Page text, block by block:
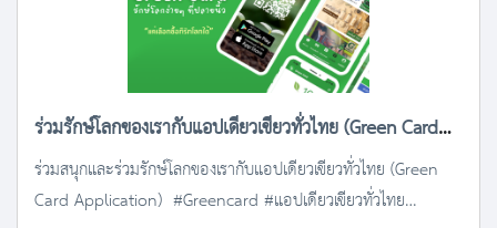
ร่วมรักษ์โลกของเรากับแอปเดียวเขียวทั่วไทย (Green Card
Application)
ร่วมสนุกและร่วมรักษ์โลกของเรากับแอปเดียวเขียวทั่วไทย (Green
Card Application) #Greencard #แอปเดียวเขียวทั่วไทย